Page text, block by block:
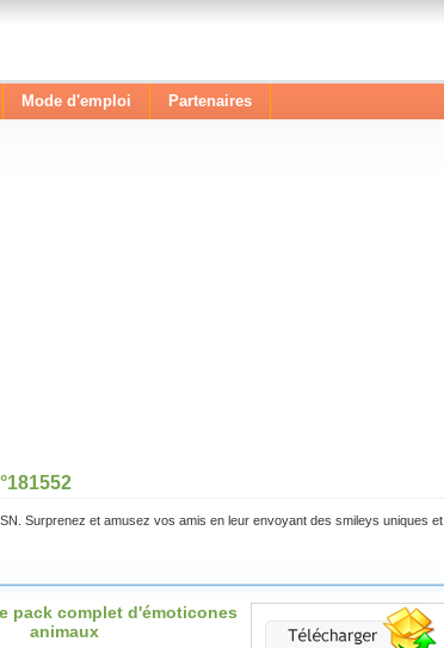
Mode d'emploi Partenaires
Surprenez et amusez vos amis en leur envoyant des smileys uniques et
pack complet d'émoticones
animaux